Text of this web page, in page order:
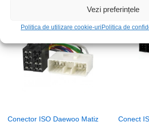
Vezi preferințele
Politica de utilizare cookie-uri Politica de
Conector ISO Daewoo Matiz Conect